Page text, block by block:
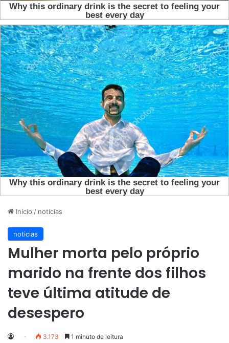
Início / noticias
noticias
Mulher morta pelo próprio
marido na frente dos filhos
teve última atitude de
desespero
3.173 1 minuto de leitura